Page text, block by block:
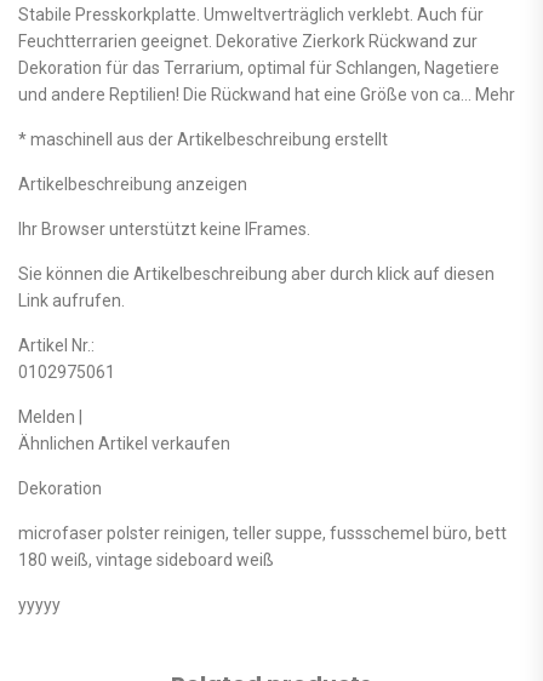
Stabile Presskorkplatte. Umweltverträglich verklebt. Auch für
Feuchtterrarien geeignet. Dekorative Zierkork Rückwand zur
Dekoration für das Terrarium, optimal für Schlangen, Nagetiere
und andere Reptilien! Die Rückwand hat eine Größe von ca… Mehr
* maschinell aus der Artikelbeschreibung erstellt
Artikelbeschreibung anzeigen
Ihr Browser unterstützt keine IFrames.
Sie können die Artikelbeschreibung aber durch klick auf diesen
Link aufrufen.
Artikel Nr.:
0102975061
Melden |
Ähnlichen Artikel verkaufen
Dekoration
microfaser polster reinigen, teller suppe, fussschemel büro, bett
180 weiß, vintage sideboard weiß
yyyyy